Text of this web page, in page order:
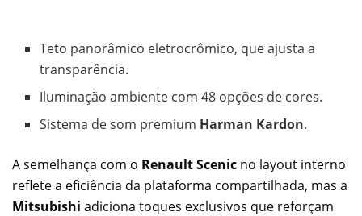
Teto panorâmico eletrocrômico, que ajusta a
transparência.
Iluminação ambiente com 48 opções de cores.
Sistema de som premium Harman Kardon.
A semelhança com o Renault Scenic no layout interno
reflete a eficiência da plataforma compartilhada, mas a
Mitsubishi adiciona toques exclusivos que reforçam